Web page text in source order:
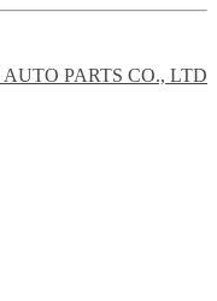
PARTS CO., LTD